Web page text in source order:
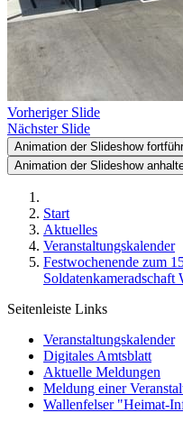
Vorheriger Slide
Nächster Slide
Animation der Slideshow
Animation der Slideshow
Start
Aktuelles
Veranstaltungskalender
Festwochenende zum
Soldatenkameradschaft
Seitenleiste Links
Veranstaltungskalender
Digitales Amtsblatt
Aktuelle Meldungen
Meldung einer
Wallenfelser "Heimat-